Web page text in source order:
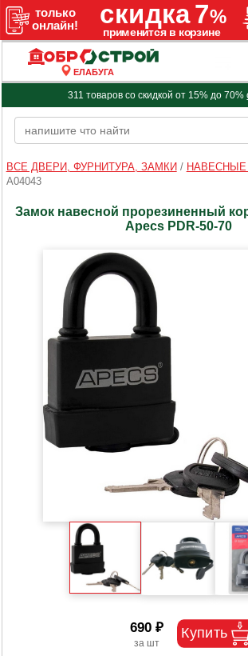
ЕЛАБУГА
311 товаров со скидкой от 15% до 70%
ВСЕ ДВЕРИ, ФУРНИТУРА, ЗАМКИ / НАВЕСНЫЕ
A04043
Замок навесной прорезиненный
Apecs PDR-50-70
690 ₽